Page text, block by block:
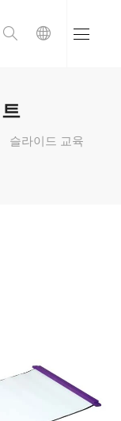
슬라이드 교육